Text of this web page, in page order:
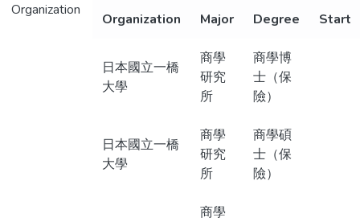
Organization
Organization Major Degree Start
日本國立一橋
大學
商學
研究
所
商學博
士（保
險）
日本國立一橋
大學
商學
研究
所
商學碩
士（保
險）
商學